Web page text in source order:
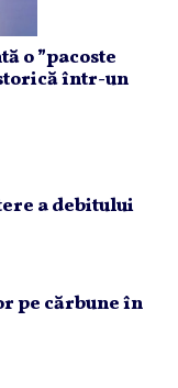
o ”pacoste
într-un
a debitului
pe cărbune în